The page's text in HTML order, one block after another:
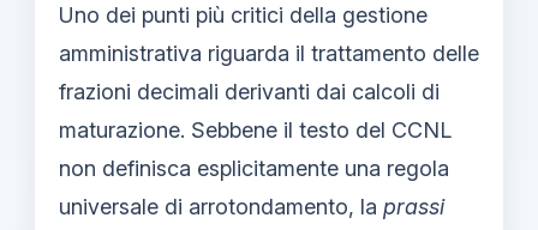
Uno dei punti più critici della gestione
amministrativa riguarda il trattamento delle
frazioni decimali derivanti dai calcoli di
maturazione. Sebbene il testo del CCNL
non definisca esplicitamente una regola
universale di arrotondamento, la prassi